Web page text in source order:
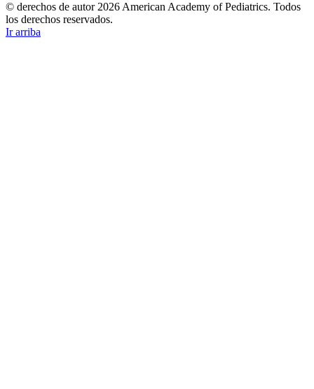
© derechos de autor 2026 American Academy of Pediatrics. Todos
los derechos reservados.
Ir arriba